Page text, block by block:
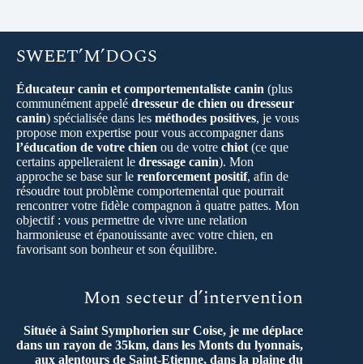
SWEET’M’DOGS
Éducateur canin et comportementaliste canin (plus
communément appelé dresseur de chien ou dresseur
canin) spécialisée dans les méthodes positives, je vous
propose mon expertise pour vous accompagner dans
l’éducation de votre chien ou de votre chiot (ce que
certains appelleraient le dressage canin). Mon
approche se base sur le renforcement positif, afin de
résoudre tout problème comportemental que pourrait
rencontrer votre fidèle compagnon à quatre pattes. Mon
objectif : vous permettre de vivre une relation
harmonieuse et épanouissante avec votre chien, en
favorisant son bonheur et son équilibre.
Mon secteur d’intervention
Située à Saint Symphorien sur Coise, je me déplace
dans un rayon de 35km, dans les Monts du lyonnais,
aux alentours de Saint-Etienne, dans la plaine du